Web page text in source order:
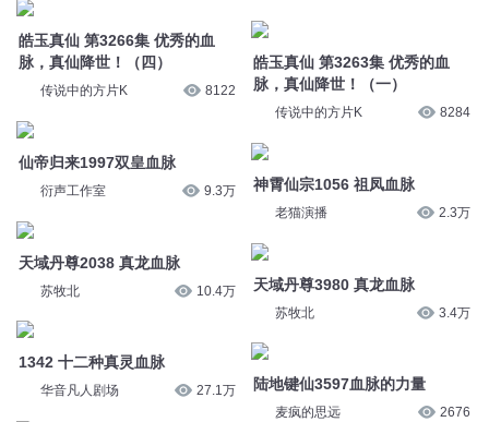
皓玉真仙 第3266集 优秀的血
脉，真仙降世！（四）
传说中的方片K 8122
仙帝归来1997双皇血脉
衍声工作室 9.3万
天域丹尊2038 真龙血脉
苏牧北 10.4万
1342 十二种真灵血脉
华音凡人剧场 27.1万
皓玉真仙 第3263集 优秀的血
脉，真仙降世！（一）
传说中的方片K 8284
神霄仙宗1056 祖凤血脉
老猫演播 2.3万
天域丹尊3980 真龙血脉
苏牧北 3.4万
陆地键仙3597血脉的力量
麦疯的思远 2676